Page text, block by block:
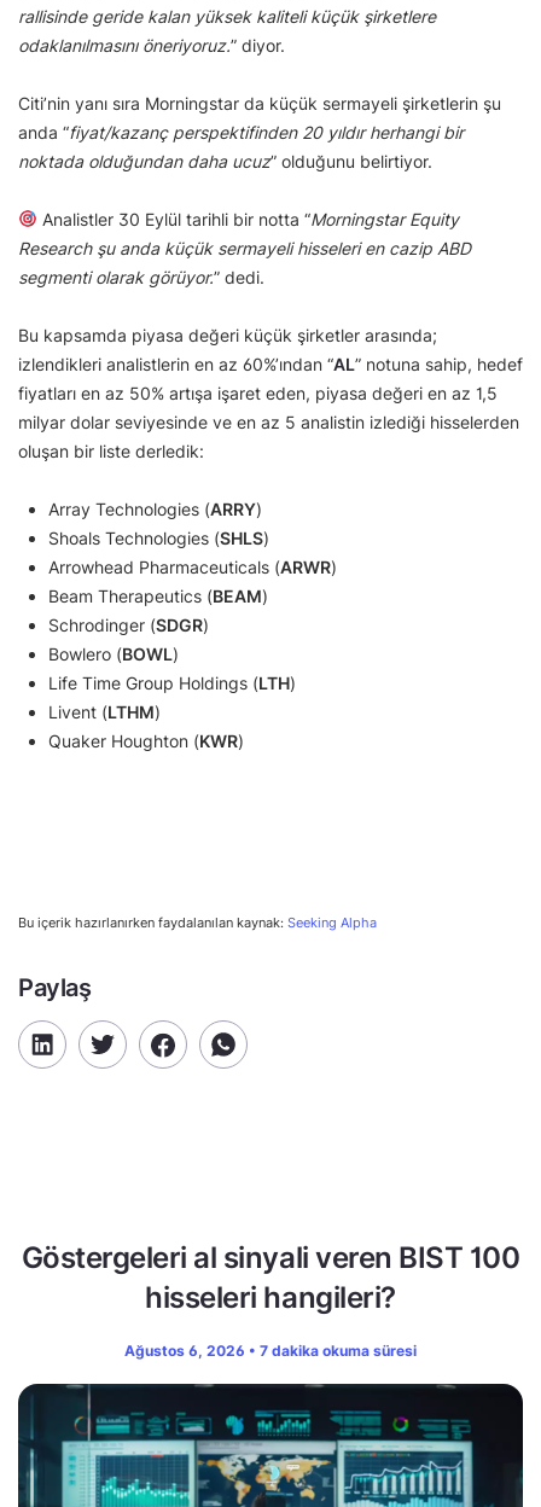
rallisinde geride kalan yüksek kaliteli küçük şirketlere
odaklanılmasını öneriyoruz.” diyor.
Citi’nin yanı sıra Morningstar da küçük sermayeli şirketlerin şu
anda “fiyat/kazanç perspektifinden 20 yıldır herhangi bir
noktada olduğundan daha ucuz” olduğunu belirtiyor.
Analistler 30 Eylül tarihli bir notta “Morningstar Equity
Research şu anda küçük sermayeli hisseleri en cazip ABD
segmenti olarak görüyor.” dedi.
Bu kapsamda piyasa değeri küçük şirketler arasında;
izlendikleri analistlerin en az 60%’ından “AL” notuna sahip, hedef
fiyatları en az 50% artışa işaret eden, piyasa değeri en az 1,5
milyar dolar seviyesinde ve en az 5 analistin izlediği hisselerden
oluşan bir liste derledik:
Array Technologies (ARRY)
Shoals Technologies (SHLS)
Arrowhead Pharmaceuticals (ARWR)
Beam Therapeutics (BEAM)
Schrodinger (SDGR)
Bowlero (BOWL)
Life Time Group Holdings (LTH)
Livent (LTHM)
Quaker Houghton (KWR)
Bu içerik hazırlanırken faydalanılan kaynak: Seeking Alpha
Paylaş
Göstergeleri al sinyali veren BIST 100
hisseleri hangileri?
Ağustos 6, 2026 • 7 dakika okuma süresi